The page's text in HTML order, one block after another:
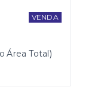
VENDA
Área Total)